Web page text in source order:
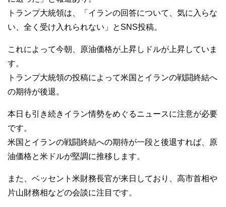
トランプ大統領は、「イランの回答について、気に入らな
い、全く受け入れられない」とSNS投稿。
これによって今朝、原油価格が上昇しドルが上昇していま
す。
トランプ大統領の投稿によって米国とイランの戦闘終結へ
の期待が後退。
本日も引き続きイラン情勢をめぐるニュースに注意が必要
です。
米国とイランの戦闘終結への期待が一段と後退すれば、原
油価格と米ドルが堅調に推移します。
また、ベッセント米財務長官が来日しており、高市首相や
片山財務相などの会談に注目です。